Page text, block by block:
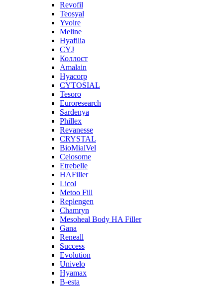
Revofil
Teosyal
Yvoire
Meline
Hyafilia
CYJ
Коллост
Amalain
Hyacorp
CYTOSIAL
Tesoro
Euroresearch
Sardenya
Phillex
Revanesse
CRYSTAL
BioMialVel
Celosome
Etrebelle
HAFiller
Licol
Metoo Fill
Replengen
Chamryn
Mesoheal Body HA Filler
Gana
Reneall
Success
Evolution
Univelo
Hyamax
B-esta